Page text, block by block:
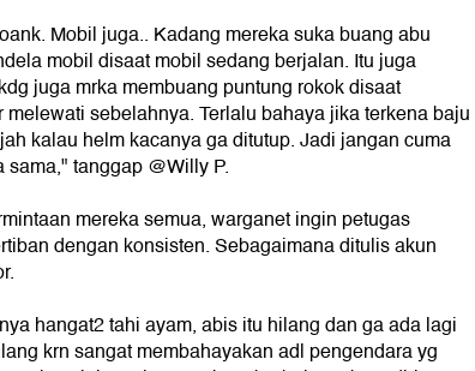
Mobil juga.. Kadang mereka suka buang abu
mobil disaat mobil sedang berjalan. Itu juga
juga mrka membuang puntung rokok disaat
melewati sebelahnya. Terlalu bahaya jika terkena baju
kalau helm kacanya ga ditutup. Jadi jangan cuma
sama," tanggap @Willy P.
mereka semua, warganet ingin petugas
dengan konsisten. Sebagaimana ditulis akun
hangat2 tahi ayam, abis itu hilang dan ga ada lagi
krn sangat membahayakan adl pengendara yg